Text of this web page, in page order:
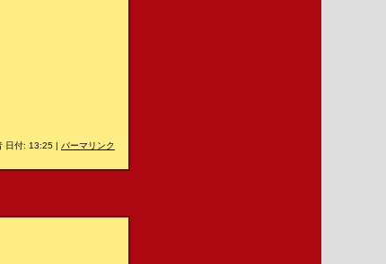
日付: 13:25 | パーマリンク